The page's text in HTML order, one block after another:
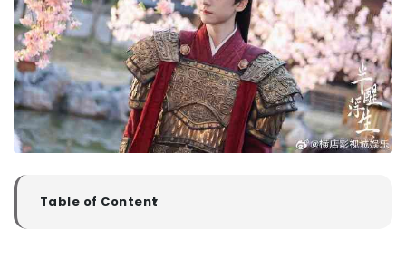
Table of Content
▼